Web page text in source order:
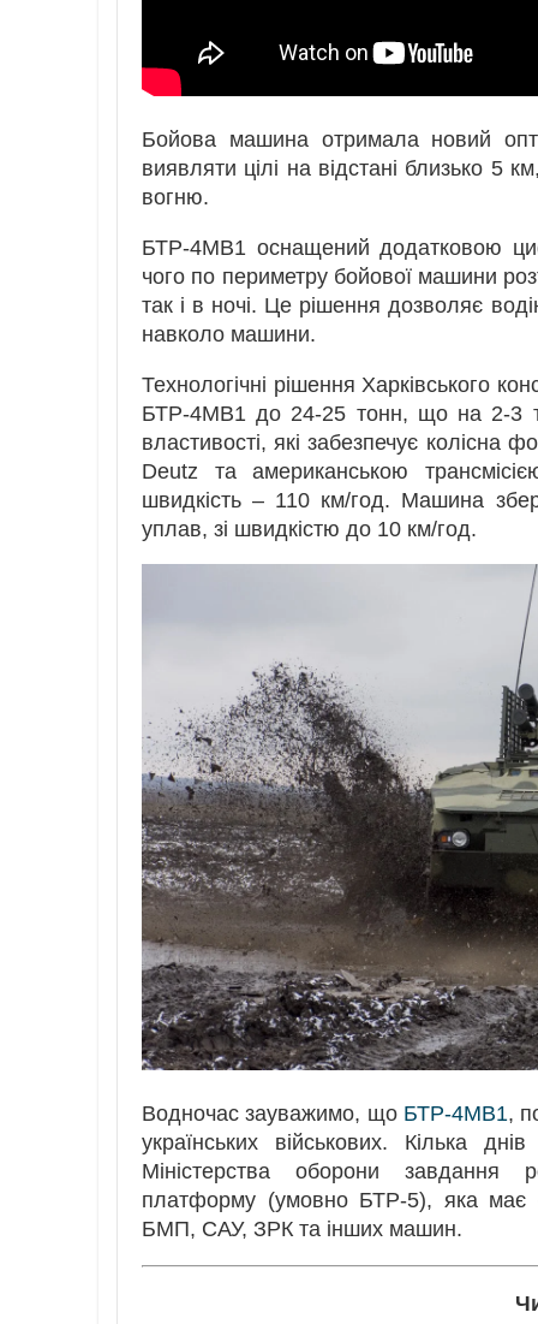
Бойова машина отримала новий
виявляти цілі на відстані близько
вогню.
БТР-4МВ1 оснащений додатковою
чого по периметру бойової машини
так і в ночі. Це рішення дозволяє
навколо машини.
Технологічні рішення Харківського
БТР-4МВ1 до 24-25 тонн, що на 2-3
властивості, які забезпечує колісна
Deutz та американською
швидкість – 110 км/год. Машина
уплав, зі швидкістю до 10 км/год.
Водночас зауважимо, що БТР-4МВ1,
українських військових. Кілька
Міністерства оборони завдання
платформу (умовно БТР-5), яка має
БМП, САУ, ЗРК та інших машин.